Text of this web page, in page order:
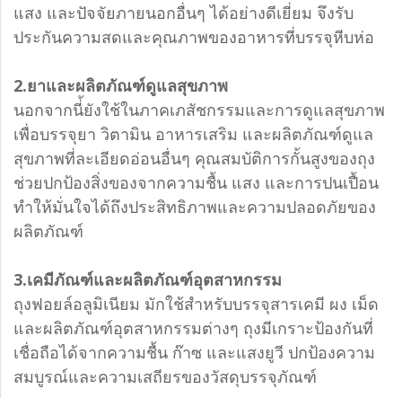
แสง และปัจจัยภายนอกอื่นๆ ได้อย่างดีเยี่ยม จึงรับ
ประกันความสดและคุณภาพของอาหารที่บรรจุหีบห่อ
2.ยาและผลิตภัณฑ์ดูแลสุขภาพ
นอกจากนี่้ยังใช้ในภาคเภสัชกรรมและการดูแลสุขภาพ
เพื่อบรรจุยา วิตามิน อาหารเสริม และผลิตภัณฑ์ดูแล
สุขภาพที่ละเอียดอ่อนอื่นๆ คุณสมบัติการกั้นสูงของถุง
ช่วยปกป้องสิ่งของจากความชื้น แสง และการปนเปื้อน
ทำให้มั่นใจได้ถึงประสิทธิภาพและความปลอดภัยของ
ผลิตภัณฑ์
3.เคมีภัณฑ์และผลิตภัณฑ์อุตสาหกรรม
ถุงฟอยล์อลูมิเนียม มักใช้สำหรับบรรจุสารเคมี ผง เม็ด
และผลิตภัณฑ์อุตสาหกรรมต่างๆ ถุงมีเกราะป้องกันที่
เชื่อถือได้จากความชื้น ก๊าซ และแสงยูวี ปกป้องความ
สมบูรณ์และความเสถียรของวัสดุบรรจุภัณฑ์